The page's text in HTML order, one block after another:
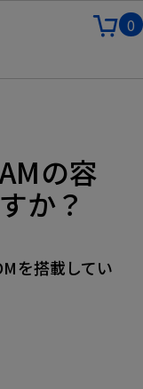
0
の容
か？
を搭載してい